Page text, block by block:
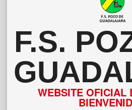
F.S.
WEBSITE OFICIAL